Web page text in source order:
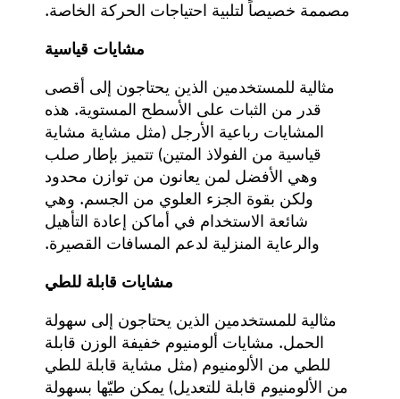
مصممة خصيصاً لتلبية احتياجات الحركة الخاصة.
مشايات قياسية
مثالية للمستخدمين الذين يحتاجون إلى أقصى
قدر من الثبات على الأسطح المستوية. هذه
المشايات رباعية الأرجل (مثل مشايةمشاية
قياسية من الفولاذ المتين) تتميز بإطار صلب
وهي الأفضل لمن يعانون من توازن محدود
ولكن بقوة الجزء العلوي من الجسم. وهي
شائعة الاستخدام في أماكن إعادة التأهيل
والرعاية المنزلية لدعم المسافات القصيرة.
مشايات قابلة للطي
مثالية للمستخدمين الذين يحتاجون إلى سهولة
الحمل. مشايات ألومنيوم خفيفة الوزن قابلة
للطي من الألومنيوم (مثلمشاية قابلة للطي
من الألومنيوم قابلة للتعديل) يمكن طيّها بسهولة